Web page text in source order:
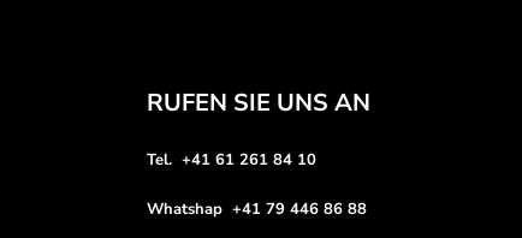
RUFEN SIE UNS AN
Tel. +41 61 261 84 10
Whatshap +41 79 446 86 88